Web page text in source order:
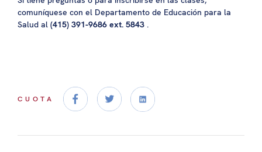
comuníquese con el Departamento de Educación para la
Salud al (415) 391-9686 ext. 5843 .
CUOTA